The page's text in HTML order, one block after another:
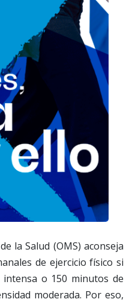
la Salud (OMS) aconseja
de ejercicio físico si
o 150 minutos de
moderada. Por eso,